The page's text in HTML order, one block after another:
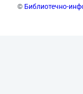
© Библиотечно-